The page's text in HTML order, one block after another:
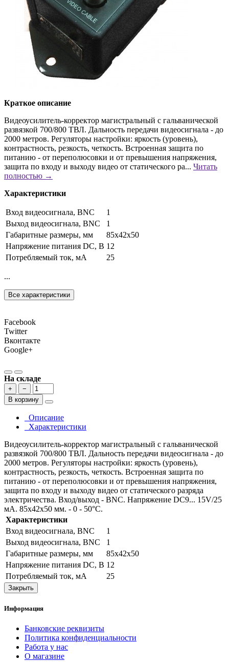
Краткое описание
Видеоусилитель-корректор магистральный с гальванической
развязкой 700/800 ТВЛ. Дальность передачи видеосигнала - до
2000 метров. Регуляторы настройки: яркость (уровень),
контрастность, резкость, четкость. Встроенная защита по
питанию - от переполюсовки и от превышения напряжения,
защита по входу и выходу видео от статического ра... Читать
полностью →
Характеристики
Вход видеосигнала, BNC
1
Выход видеосигнала, BNC
1
Габаритные размеры, мм
85х42х50
Напряжение питания DC, В 12
Потребляемый ток, мА
25
...
Все характеристики
Facebook
Twitter
Вконтакте
Google+
На складе
+
−
В корзину
Описание
Характеристики
Видеоусилитель-корректор магистральный с гальванической
развязкой 700/800 ТВЛ. Дальность передачи видеосигнала - до
2000 метров. Регуляторы настройки: яркость (уровень),
контрастность, резкость, четкость. Встроенная защита по
питанию - от переполюсовки и от превышения напряжения,
защита по входу и выходу видео от статического разряда
электричества. Вход/выход - BNC. Напряжение DC9... 15V/25
мА. 85х42х50 мм. - 0 - 50°С.
Характеристики
Вход видеосигнала, BNC
1
Выход видеосигнала, BNC
1
Габаритные размеры, мм
85х42х50
Напряжение питания DC, В 12
Потребляемый ток, мА
25
Закрыть
Информация
Банковские реквизиты
Политика конфиденциальности
Работа у нас
О магазине